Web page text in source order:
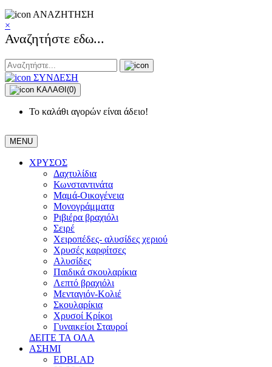
ΑΝΑΖΗΤΗΣΗ
×
Αναζητήστε εδω...
ΣΥΝΔΕΣΗ
ΚΑΛΑΘΙ (0)
Το καλάθι αγορών είναι άδειο!
MENU
ΧΡΥΣΟΣ
Δαχτυλίδια
Κωνσταντινάτα
Μαμά-Οικογένεια
Μονογράμματα
Ριβιέρα βραχιόλι
Σειρέ
Χειροπέδες- αλυσίδες χεριού
Χρυσές καρφίτσες
Αλυσίδες
Παιδικά σκουλαρίκια
Λεπτό βραχιόλι
Μενταγιόν-Κολιέ
Σκουλαρίκια
Χρυσοί Κρίκοι
Γυναικείοι Σταυροί
ΔΕΙΤΕ ΤΑ ΟΛΑ
ΑΣΗΜΙ
EDBLAD